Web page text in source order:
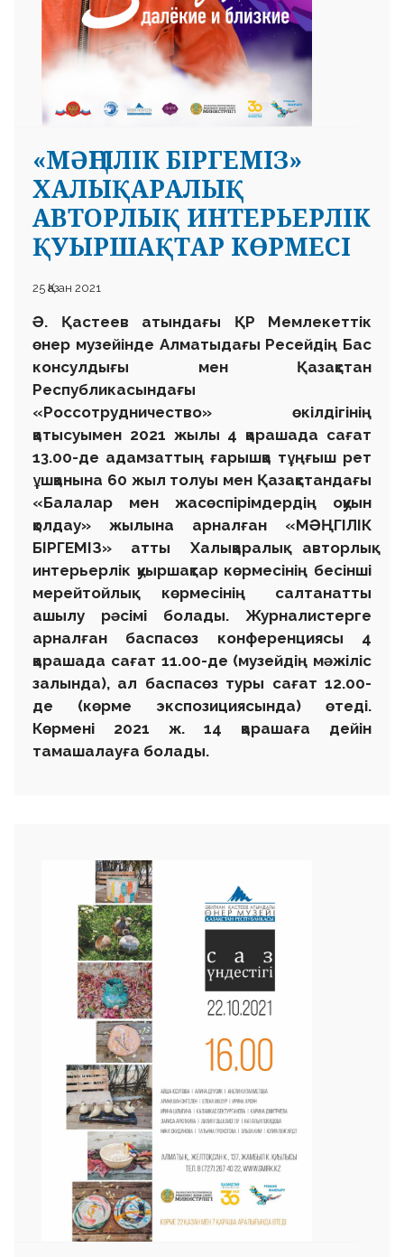
«МӘҢГІЛІК БІРГЕМІЗ»
ХАЛЫҚАРАЛЫҚ
АВТОРЛЫҚ ИНТЕРЬЕРЛІК
ҚУЫРШАҚТАР КӨРМЕСІ
25 Қазан 2021
Ә. Қастеев атындағы ҚР Мемлекеттік
өнер музейінде Алматыдағы Ресейдің Бас
консулдығы мен Қазақстан
Республикасындағы
«Россотрудничество» өкілдігінің
қатысуымен 2021 жылы 4 қарашада сағат
13.00-де адамзаттың ғарышқа тұңғыш рет
ұшқанына 60 жыл толуы мен Қазақстандағы
«Балалар мен жасөспірімдердің оқуын
қолдау» жылына арналған «МӘҢГІЛІК
БІРГЕМІЗ» атты Халықаралық авторлық
интерьерлік қуыршақтар көрмесінің бесінші
мерейтойлық көрмесінің салтанатты
ашылу рәсімі болады. Журналистерге
арналған баспасөз конференциясы 4
қарашада сағат 11.00-де (музейдің мәжіліс
залында), ал баспасөз туры сағат 12.00-
де (көрме экспозициясында) өтеді.
Көрмені 2021 ж. 14 қарашаға дейін
тамашалауға болады.